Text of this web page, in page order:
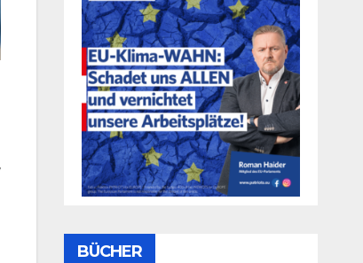
BÜCHER